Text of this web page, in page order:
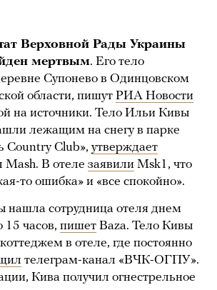
Верховной Рады Украины
мертвым. Его тело
Супонево в Одинцовском
области, пишут РИА Новости
на источники. Тело Ильи Кивы
лежащим на снегу в парке
Country Club», утверждает
Mash. В отеле заявили Msk1, что
то ошибка» и «все спокойно».
нашла сотрудница отеля днем
15 часов, пишет Baza. Тело Кивы
в отеле, где постоянно
телеграм-канал «ВЧК-ОГПУ».
Кива получил огнестрельное